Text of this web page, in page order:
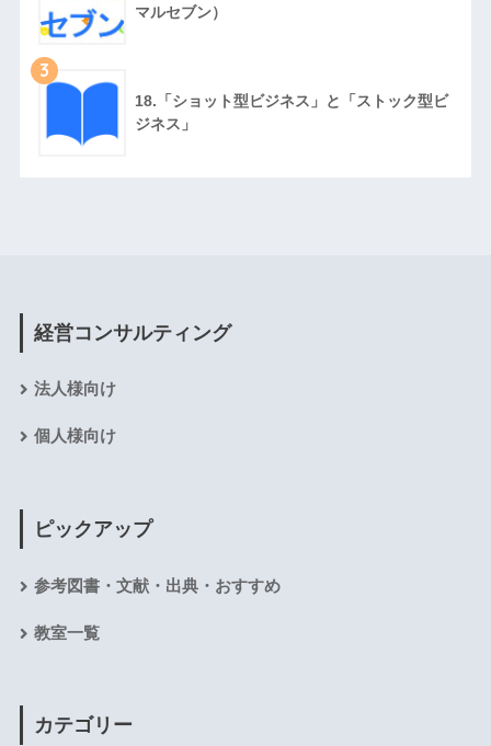
マルセブン）
3
18.「ショット型ビジネス」と「ストック型ビ
ジネス」
経営コンサルティング
法人様向け
個人様向け
ピックアップ
参考図書・文献・出典・おすすめ
教室一覧
カテゴリー